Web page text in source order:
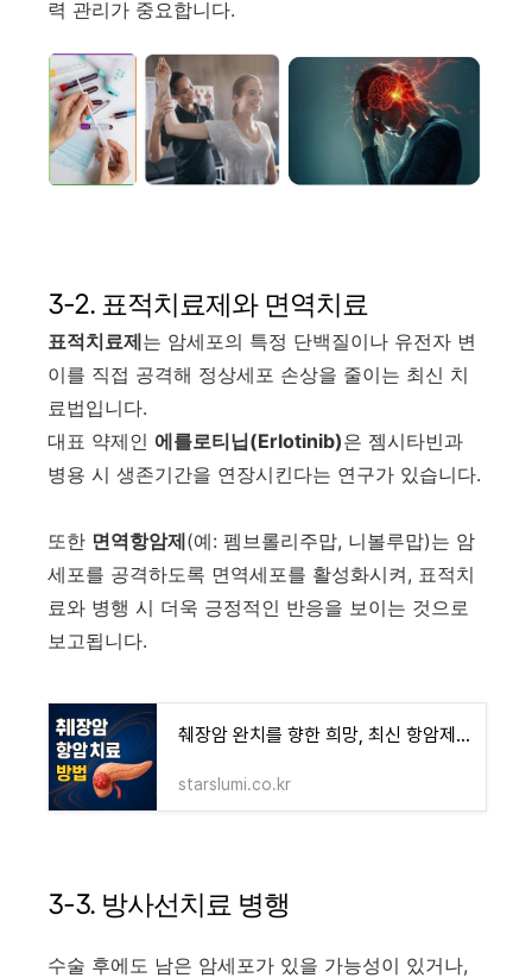
력 관리가 중요합니다.
3-2. 표적치료제와 면역치료
표적치료제는 암세포의 특정 단백질이나 유전자 변
이를 직접 공격해 정상세포 손상을 줄이는 최신 치
료법입니다.
대표 약제인 에를로티닙(Erlotinib)은 젬시타빈과
병용 시 생존기간을 연장시킨다는 연구가 있습니다.
또한 면역항암제(예: 펨브롤리주맙, 니볼루맙)는 암
세포를 공격하도록 면역세포를 활성화시켜, 표적치
료와 병행 시 더욱 긍정적인 반응을 보이는 것으로
보고됩니다.
췌장암 완치를 향한 희망, 최신 항암제 치료 트렌드 - 블루 오아시스 정보 모음
starslumi.co.kr
3-3. 방사선치료 병행
수술 후에도 남은 암세포가 있을 가능성이 있거나,